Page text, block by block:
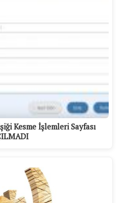
Kesme İşlemleri Sayfası